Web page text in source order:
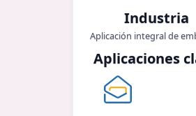
Industria
Aplicación integral de
Aplicaciones